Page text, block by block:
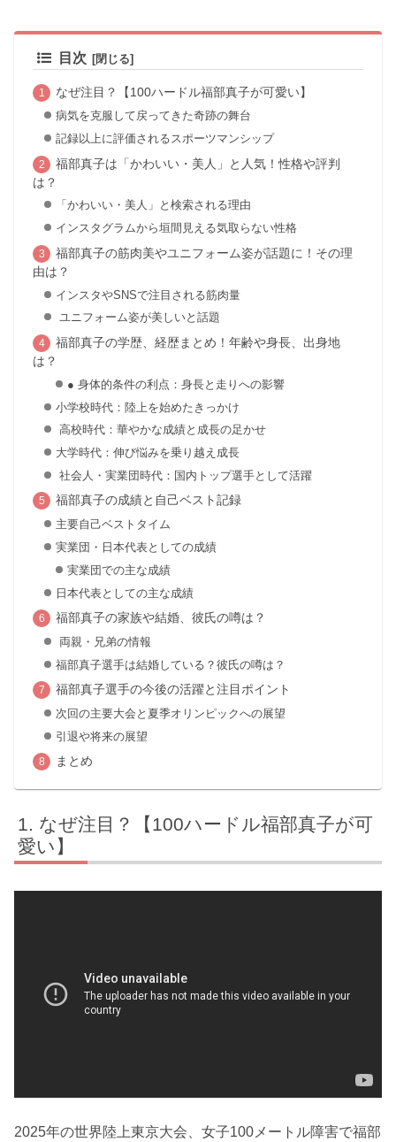
目次
なぜ注目？【100ハードル福部真子が可愛い】
病気を克服して戻ってきた奇跡の舞台
記録以上に評価されるスポーツマンシップ
福部真子は「かわいい・美人」と人気！性格や評判
は？
「かわいい・美人」と検索される理由
インスタグラムから垣間見える気取らない性格
福部真子の筋肉美やユニフォーム姿が話題に！その理
由は？
インスタやSNSで注目される筋肉量
ユニフォーム姿が美しいと話題
福部真子の学歴、経歴まとめ！年齢や身長、出身地
は？
● 身体的条件の利点：身長と走りへの影響
小学校時代：陸上を始めたきっかけ
高校時代：華やかな成績と成長の足かせ
大学時代：伸び悩みを乗り越え成長
社会人・実業団時代：国内トップ選手として活躍
福部真子の成績と自己ベスト記録
主要自己ベストタイム
実業団・日本代表としての成績
実業団での主な成績
日本代表としての主な成績
福部真子の家族や結婚、彼氏の噂は？
両親・兄弟の情報
福部真子選手は結婚している？彼氏の噂は？
福部真子選手の今後の活躍と注目ポイント
次回の主要大会と夏季オリンピックへの展望
引退や将来の展望
まとめ
なぜ注目？【100ハードル福部真子が可
愛い】
2025年の世界陸上東京大会、女子100メートル障害で福部